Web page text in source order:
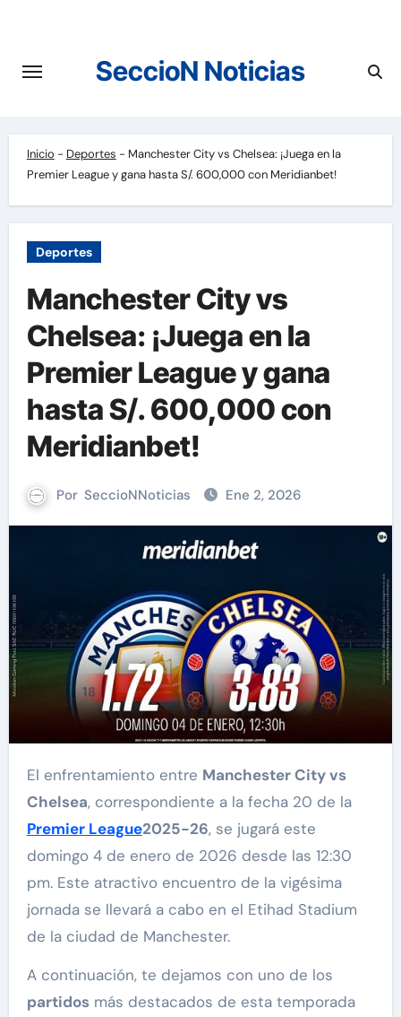
contenido
SeccioN Noticias
Inicio - Deportes - Manchester City vs Chelsea: ¡Juega en la
Premier League y gana hasta S/. 600,000 con Meridianbet!
Deportes
Manchester City vs
Chelsea: ¡Juega en la
Premier League y gana
hasta S/. 600,000 con
Meridianbet!
Por SeccioNNoticias Ene 2, 2026
El enfrentamiento entre Manchester City vs
Chelsea, correspondiente a la fecha 20 de la
Premier League2025-26, se jugará este
domingo 4 de enero de 2026 desde las 12:30
pm. Este atractivo encuentro de la vigésima
jornada se llevará a cabo en el Etihad Stadium
de la ciudad de Manchester.
A continuación, te dejamos con uno de los
partidosmás destacados de esta temporada